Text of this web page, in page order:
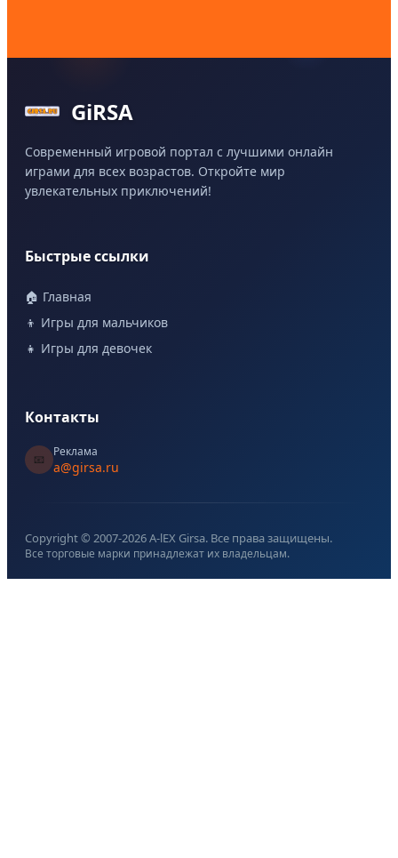
GiRSA
Современный игровой портал с лучшими онлайн
играми для всех возрастов. Откройте мир
увлекательных приключений!
Быстрые ссылки
🏠 Главная
👦 Игры для мальчиков
👧 Игры для девочек
Контакты
📧
Реклама
a@girsa.ru
Copyright © 2007-2026A-lEX Girsa. Все права защищены.
Все торговые марки принадлежат их владельцам.